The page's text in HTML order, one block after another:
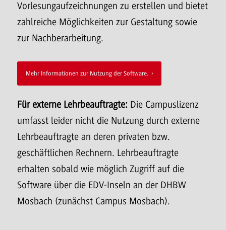
Vorlesungaufzeichnungen zu erstellen und bietet
zahlreiche Möglichkeiten zur Gestaltung sowie
zur Nachberarbeitung.
Mehr Informationen zur Nutzung der Software.
Für externe Lehrbeauftragte: Die Campuslizenz
umfasst leider nicht die Nutzung durch externe
Lehrbeauftragte an deren privaten bzw.
geschäftlichen Rechnern. Lehrbeauftragte
erhalten sobald wie möglich Zugriff auf die
Software über die EDV-Inseln an der DHBW
Mosbach (zunächst Campus Mosbach).